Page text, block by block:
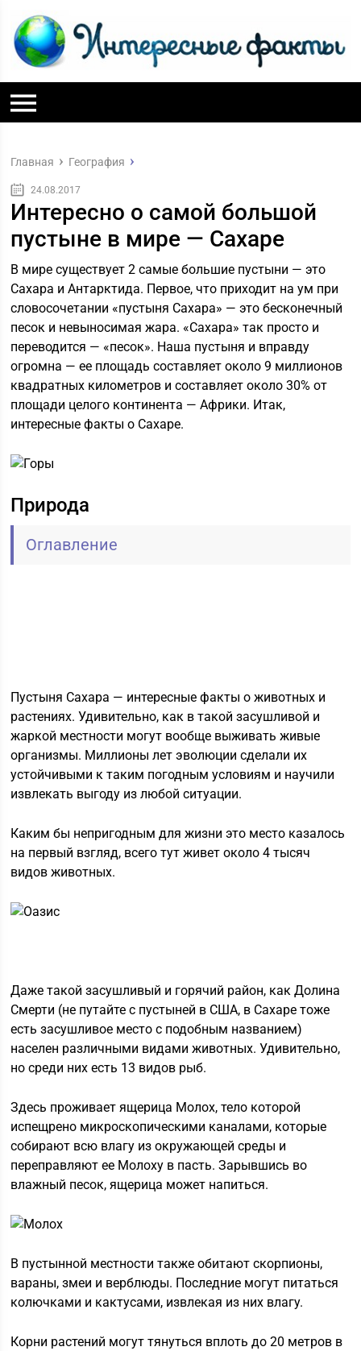
Главная География
24.08.2017
Интересно о самой большой
пустыне в мире — Сахаре
В мире существует 2 самые большие пустыни — это
Сахара и Антарктида. Первое, что приходит на ум при
словосочетании «пустыня Сахара» — это бесконечный
песок и невыносимая жара. «Сахара» так просто и
переводится — «песок». Наша пустыня и вправду
огромна — ее площадь составляет около 9 миллионов
квадратных километров и составляет около 30% от
площади целого континента — Африки. Итак,
интересные факты о Сахаре.
Природа
Оглавление
Пустыня Сахара — интересные факты о животных и
растениях. Удивительно, как в такой засушливой и
жаркой местности могут вообще выживать живые
организмы. Миллионы лет эволюции сделали их
устойчивыми к таким погодным условиям и научили
извлекать выгоду из любой ситуации.
Каким бы непригодным для жизни это место казалось
на первый взгляд, всего тут живет около 4 тысяч
видов животных.
Даже такой засушливый и горячий район, как Долина
Смерти (не путайте с пустыней в США, в Сахаре тоже
есть засушливое место с подобным названием)
населен различными видами животных. Удивительно,
но среди них есть 13 видов рыб.
Здесь проживает ящерица Молох, тело которой
испещрено микроскопическими каналами, которые
собирают всю влагу из окружающей среды и
переправляют ее Молоху в пасть. Зарывшись во
влажный песок, ящерица может напиться.
В пустынной местности также обитают скорпионы,
вараны, змеи и верблюды. Последние могут питаться
колючками и кактусами, извлекая из них влагу.
Корни растений могут тянуться вплоть до 20 метров в